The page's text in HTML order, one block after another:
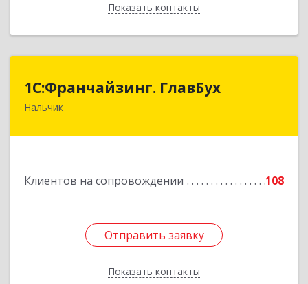
Показать контакты
Назад
1С:Франчайзинг. ГлавБух
Нальчик
Клиентов на сопровождении 108
Отправить заявку
Показать контакты
1С:Франчайзинг. ГлавБух
360000, Кабардино-Балкарская Респ, Нальчик г,
Отправить заявку
Назад